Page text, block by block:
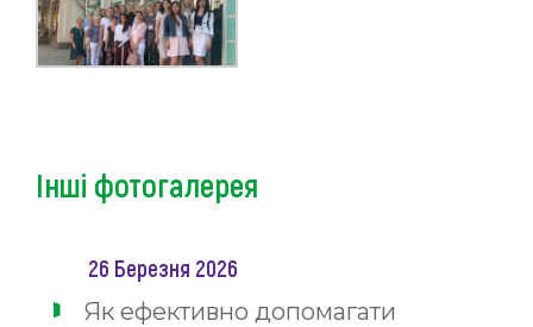
Інші фотогалерея
26 Березня 2026
Як ефективно допомагати